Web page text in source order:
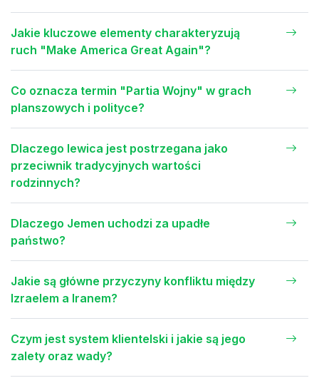
Jakie kluczowe elementy charakteryzują
ruch "Make America Great Again"?
Co oznacza termin "Partia Wojny" w grach
planszowych i polityce?
Dlaczego lewica jest postrzegana jako
przeciwnik tradycyjnych wartości
rodzinnych?
Dlaczego Jemen uchodzi za upadłe
państwo?
Jakie są główne przyczyny konfliktu między
Izraelem a Iranem?
Czym jest system klientelski i jakie są jego
zalety oraz wady?